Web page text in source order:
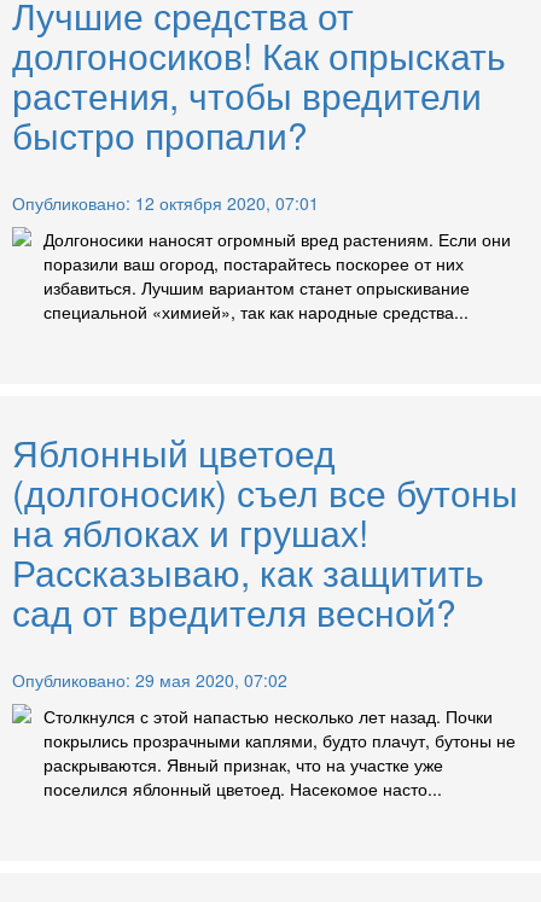
Лучшие средства от
долгоносиков! Как опрыскать
растения, чтобы вредители
быстро пропали?
Опубликовано: 12 октября 2020, 07:01
Долгоносики наносят огромный вред растениям. Если они
поразили ваш огород, постарайтесь поскорее от них
избавиться. Лучшим вариантом станет опрыскивание
специальной «химией», так как народные средства...
Яблонный цветоед
(долгоносик) съел все бутоны
на яблоках и грушах!
Рассказываю, как защитить
сад от вредителя весной?
Опубликовано: 29 мая 2020, 07:02
Столкнулся с этой напастью несколько лет назад. Почки
покрылись прозрачными каплями, будто плачут, бутоны не
раскрываются. Явный признак, что на участке уже
поселился яблонный цветоед. Насекомое насто...